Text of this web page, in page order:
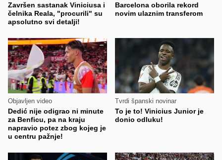
Završen sastanak Viniciusa i
čelnika Reala, "procurili" su
apsolutno svi detalji!
Barcelona oborila rekord
novim ulaznim transferom
Objavljen video
Dedić nije odigrao ni minute
za Benficu, pa na kraju
napravio potez zbog kojeg je
u centru pažnje!
Tvrdi španski novinar
To je to! Vinicius Junior je
donio odluku!